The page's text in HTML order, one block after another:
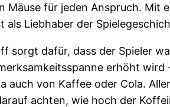
Mäuse für jeden Anspruch. Mit
Liebhaber der
sorgt dafür, dass der Spieler
erhöht wird
auch von Kaffee oder Cola.
achten, wie hoch der